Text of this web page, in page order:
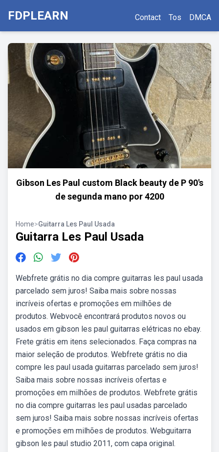
FDPLEARN Contact Tos DMCA
Gibson Les Paul custom Black beauty de P 90's
de segunda mano por 4200
Home>Guitarra Les Paul Usada
Guitarra Les Paul Usada
Webfrete grátis no dia compre guitarras les paul usada
parcelado sem juros! Saiba mais sobre nossas
incríveis ofertas e promoções em milhões de
produtos. Webvocê encontrará produtos novos ou
usados em gibson les paul guitarras elétricas no ebay.
Frete grátis em itens selecionados. Faça compras na
maior seleção de produtos. Webfrete grátis no dia
compre les paul usada guitarras parcelado sem juros!
Saiba mais sobre nossas incríveis ofertas e
promoções em milhões de produtos. Webfrete grátis
no dia compre guitarras les paul usadas parcelado
sem juros! Saiba mais sobre nossas incríveis ofertas
e promoções em milhões de produtos. Webguitarra
gibson les paul studio 2011, com capa original.